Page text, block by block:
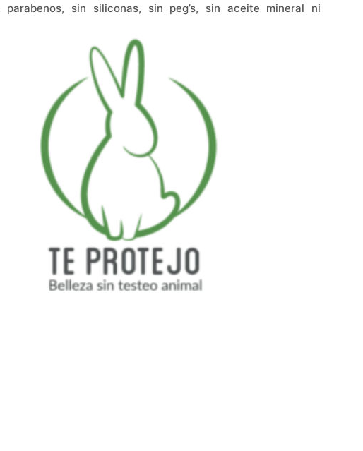
parabenos, sin siliconas, sin peg’s, sin aceite mineral ni